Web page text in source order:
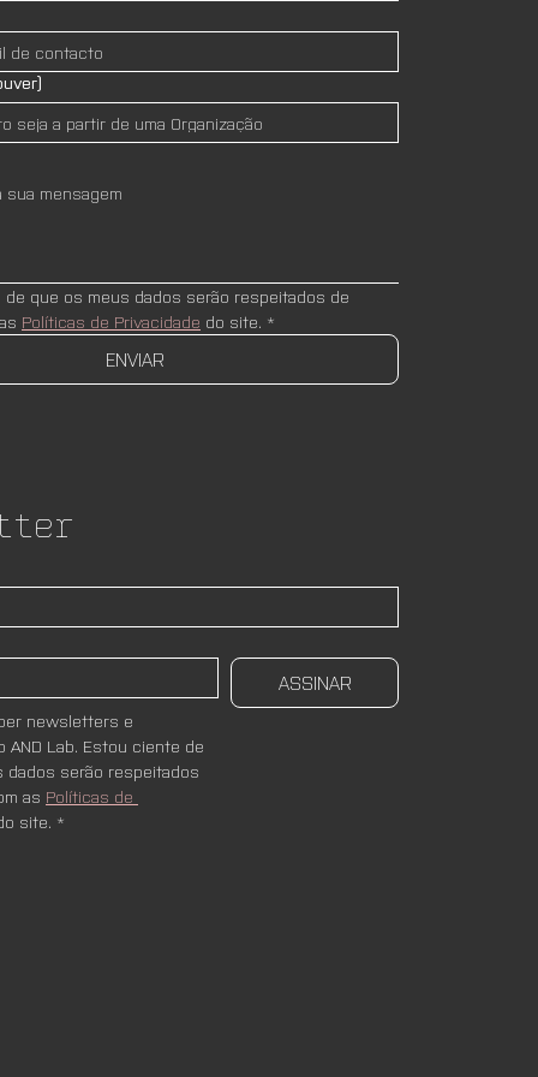
que os meus dados serão respeitados de
Políticas de Privacidade do site. *
ENVIAR
ASSINAR
newsletters e
AND Lab. Estou ciente de
dados serão respeitados
as Políticas de
site. *